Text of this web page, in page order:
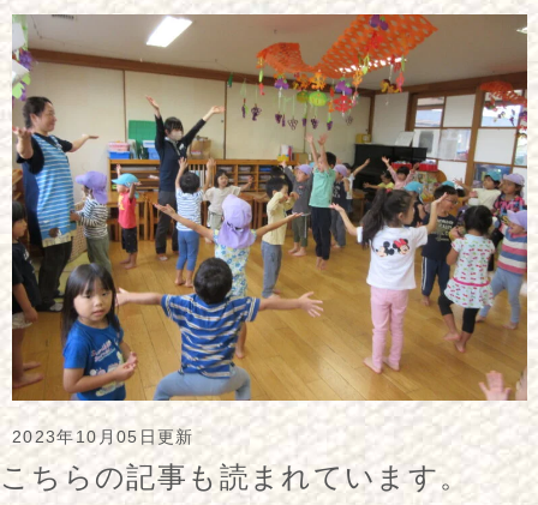
2023年10月05日更新
こちらの記事も読まれています。